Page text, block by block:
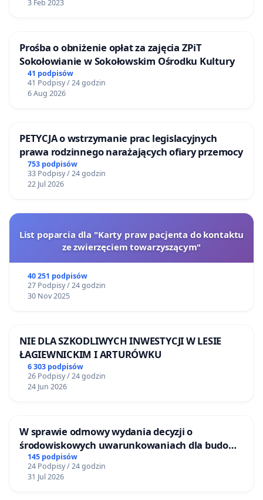
3 Feb 2023
Prośba o obniżenie opłat za zajęcia ZPiT
Sokołowianie w Sokołowskim Ośrodku Kultury
41 podpisów
41 Podpisy / 24 godzin
6 Aug 2026
PETYCJA o wstrzymanie prac legislacyjnych
prawa rodzinnego narażających ofiary przemocy
753 podpisów
33 Podpisy / 24 godzin
22 Jul 2026
List poparcia dla "Karty praw pacjenta do kontaktu
ze zwierzęciem towarzyszącym"
40 251 podpisów
27 Podpisy / 24 godzin
30 Nov 2025
NIE DLA SZKODLIWYCH INWESTYCJI W LESIE
ŁAGIEWNICKIM I ARTURÓWKU
6 303 podpisów
26 Podpisy / 24 godzin
24 Jun 2026
W sprawie odmowy wydania decyzji o
środowiskowych uwarunkowaniach dla budowy
zakładu wytwarzania biometanu „Krynki” w
Ostrowiu Południowym oraz ochrony
mieszkańców i Puszczy Knyszyńskiej
145 podpisów
24 Podpisy / 24 godzin
31 Jul 2026